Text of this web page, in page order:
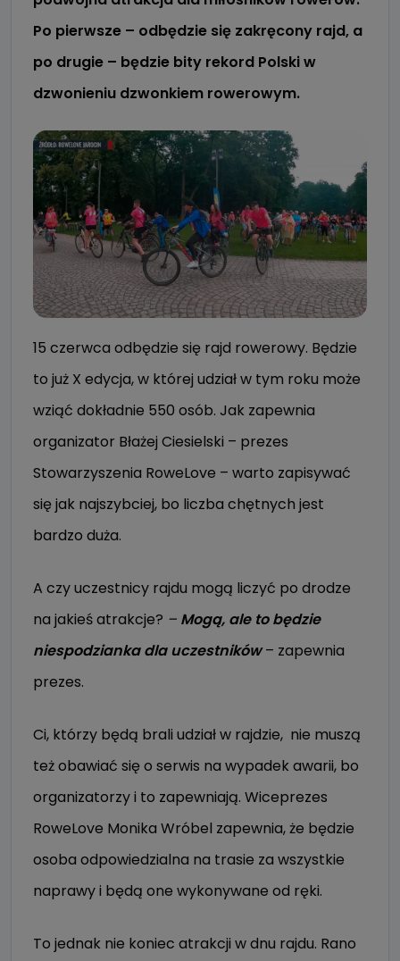
Po pierwsze – odbędzie się zakręcony rajd, a
po drugie – będzie bity rekord Polski w
dzwonieniu dzwonkiem rowerowym.
15 czerwca odbędzie się rajd rowerowy. Będzie
to już X edycja, w której udział w tym roku może
wziąć dokładnie 550 osób. Jak zapewnia
organizator Błażej Ciesielski – prezes
Stowarzyszenia RoweLove – warto zapisywać
się jak najszybciej, bo liczba chętnych jest
bardzo duża.
A czy uczestnicy rajdu mogą liczyć po drodze
na jakieś atrakcje? – Mogą, ale to będzie
niespodzianka dla uczestników– zapewnia
prezes.
Ci, którzy będą brali udział w rajdzie, nie muszą
też obawiać się o serwis na wypadek awarii, bo
organizatorzy i to zapewniają. Wiceprezes
RoweLove Monika Wróbel zapewnia, że będzie
osoba odpowiedzialna na trasie za wszystkie
naprawy i będą one wykonywane od ręki.
To jednak nie koniec atrakcji w dnu rajdu. Rano